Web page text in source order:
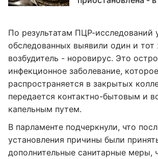
По результатам ПЦР-исследований
обследованных выявили один и тот
возбудитель - норовирус. Это
инфекционное заболевание,
распространяется в закрытых
передается контактно-бытовым и
капельным путем.
В парламенте подчеркнули, что
установления причины были
дополнительные санитарные меры,